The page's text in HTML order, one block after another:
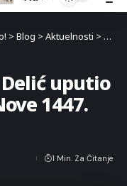
> Blog > Aktuelnosti >
uputio
1447.
1 Min. Za Čitanje